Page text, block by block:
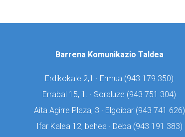
Barrena Komunikazio Taldea
Erdikokale 2,1 · Ermua (943 179 350)
Errabal 15, 1. · Soraluze (943 751 304)
Aita Agirre Plaza, 3 · Elgoibar (943 741 626)
Ifar Kalea 12, behea · Deba (943 191 383)